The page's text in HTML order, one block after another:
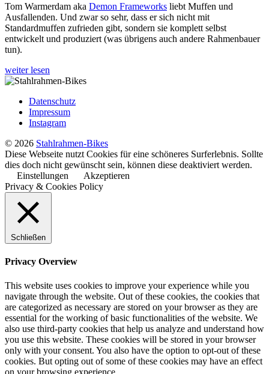
Frameworks:
Liebesgrüsse
an
die
Tom Warmerdam aka Demon Frameworks liebt Muffen und
Ausfallenden. Und zwar so sehr, dass er sich nicht mit
Standardmuffen zufrieden gibt, sondern sie komplett selbst
entwickelt und produziert (was übrigens auch andere Rahmenbauer
tun).
weiter lesen
Datenschutz
Impressum
Instagram
© 2026 Stahlrahmen-Bikes
Diese Webseite nutzt Cookies für eine schöneres Surferlebnis. Sollte
dies doch nicht gewünscht sein, können diese deaktiviert werden.
Einstellungen
Akzeptieren
Privacy & Cookies Policy
Schließen
Privacy Overview
This website uses cookies to improve your experience while you
navigate through the website. Out of these cookies, the cookies that
are categorized as necessary are stored on your browser as they are
essential for the working of basic functionalities of the website. We
also use third-party cookies that help us analyze and understand how
you use this website. These cookies will be stored in your browser
only with your consent. You also have the option to opt-out of these
cookies. But opting out of some of these cookies may have an effect
on your browsing experience.